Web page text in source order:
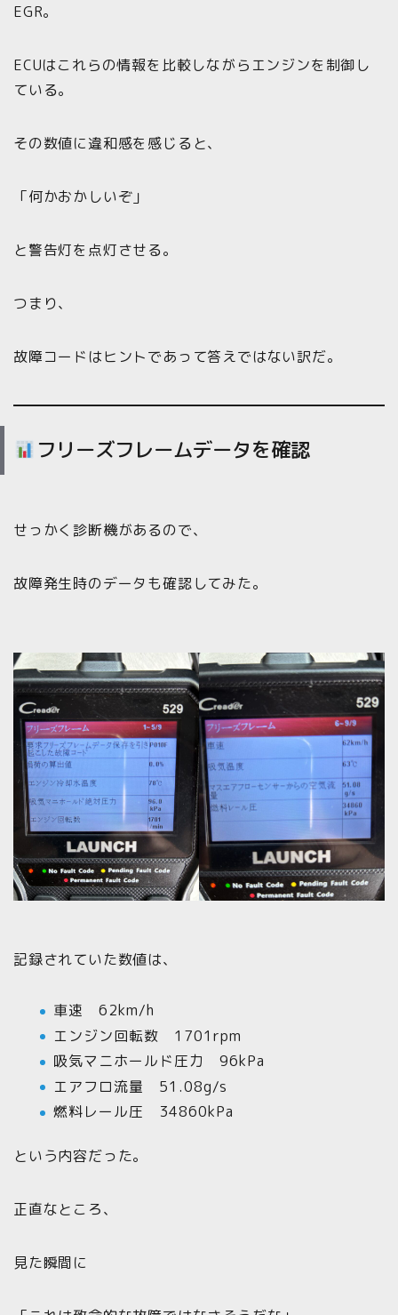
EGR。
ECUはこれらの情報を比較しながらエンジンを制御し
ている。
その数値に違和感を感じると、
「何かおかしいぞ」
と警告灯を点灯させる。
つまり、
故障コードはヒントであって答えではない訳だ。
フリーズフレームデータを確認
せっかく診断機があるので、
故障発生時のデータも確認してみた。
記録されていた数値は、
車速 62km/h
エンジン回転数 1701rpm
吸気マニホールド圧力 96kPa
エアフロ流量 51.08g/s
燃料レール圧 34860kPa
という内容だった。
正直なところ、
見た瞬間に